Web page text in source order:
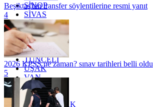
SİNOP
SİVAS
SİİRT
TEKİRDAĞ
TOKAT
TRABZON
TUNCELİ
UŞAK
VAN
YALOVA
YOZGAT
ZONGULDAK
Beşiktaş'tan transfer söylentilerine resmi yanıt
4
2026 KPSS ne zaman? sınav tarihleri belli oldu
5